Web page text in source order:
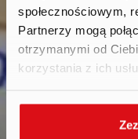
społecznościowym,
Partnerzy mogą
otrzymanymi od
korzystania z ich